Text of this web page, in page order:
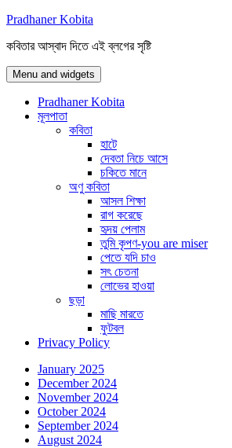
Skip
content
Pradhaner Kobita
কবিতার আস্বাদ দিতে এই ব্লগের সৃষ্টি
Menu and widgets
Pradhaner Kobita
মূলপাতা
কবিতা
হাটে
দেবতা নিচে আসে
চকিতে মানে
অণু কবিতা
আসল শিক্ষা
রাগ করেছে
হৃদয় পেলাম
তুমি কৃপণ-you are miser
পেতে যদি চাও
সৎ চেতনা
লোভের হাওয়া
ছড়া
মাছি মারতে
ফুটবল
Privacy Policy
January 2025
December 2024
November 2024
October 2024
September 2024
August 2024